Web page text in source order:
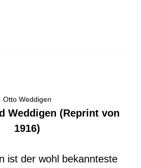
Otto Weddigen
Weddigen (Reprint von
1916)
ist der wohl bekannteste